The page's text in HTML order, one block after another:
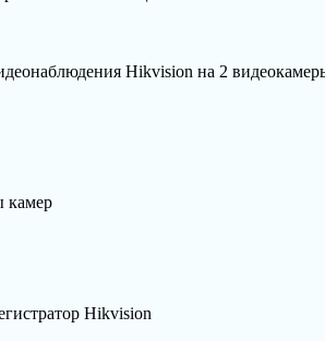
Hikvision на 2
камер
Hikvision